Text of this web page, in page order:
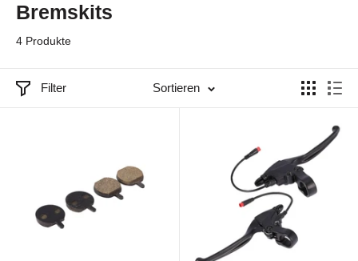
Bremskits
4 Produkte
Filter Sortieren